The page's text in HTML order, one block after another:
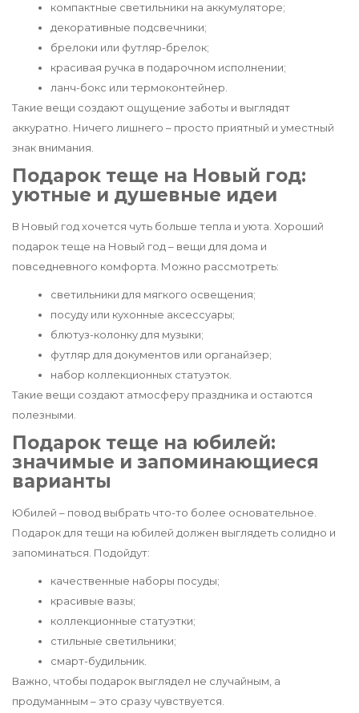
компактные светильники на аккумуляторе;
декоративные подсвечники;
брелоки или футляр-брелок;
красивая ручка в подарочном исполнении;
ланч-бокс или термоконтейнер.
Такие вещи создают ощущение заботы и выглядят
аккуратно. Ничего лишнего – просто приятный и уместный
знак внимания.
Подарок теще на Новый год:
уютные и душевные идеи
В Новый год хочется чуть больше тепла и уюта. Хороший
подарок теще на Новый год – вещи для дома и
повседневного комфорта. Можно рассмотреть:
светильники для мягкого освещения;
посуду или кухонные аксессуары;
блютуз-колонку для музыки;
футляр для документов или органайзер;
набор коллекционных статуэток.
Такие вещи создают атмосферу праздника и остаются
полезными.
Подарок теще на юбилей:
значимые и запоминающиеся
варианты
Юбилей – повод выбрать что-то более основательное.
Подарок для тещи на юбилей должен выглядеть солидно и
запоминаться. Подойдут:
качественные наборы посуды;
красивые вазы;
коллекционные статуэтки;
стильные светильники;
смарт-будильник.
Важно, чтобы подарок выглядел не случайным, а
продуманным – это сразу чувствуется.